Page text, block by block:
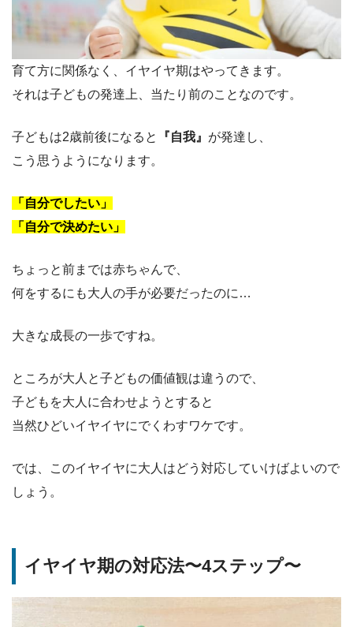
育て方に関係なく、イヤイヤ期はやってきます。
それは子どもの発達上、当たり前のことなのです。
子どもは2歳前後になると 『自我』 が発達し、
こう思うようになります。
「自分でしたい」
「自分で決めたい」
ちょっと前までは赤ちゃんで、
何をするにも大人の手が必要だったのに…
大きな成長の一歩ですね。
ところが大人と子どもの価値観は違うので、
子どもを大人に合わせようとすると
当然ひどいイヤイヤにでくわすワケです。
では、このイヤイヤに大人はどう対応していけばよいので
しょう。
イヤイヤ期の対応法〜4ステップ〜